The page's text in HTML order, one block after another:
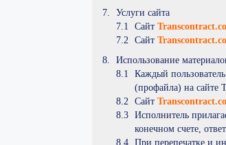
Услуги сайта
Сайт
Сайт
Использование
Каждый
(профайла) на сайте
Сайт
Исполнитель
конечном счете,
При перепечатке и